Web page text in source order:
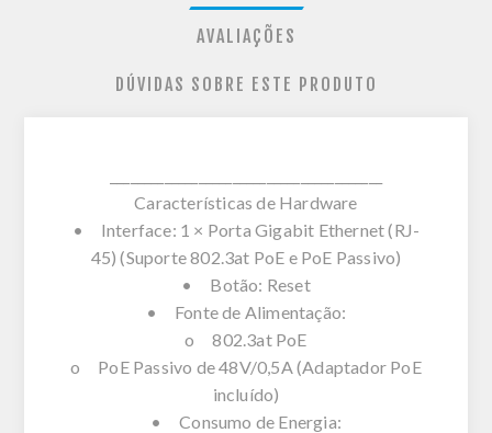
AVALIAÇÕES
DÚVIDAS SOBRE ESTE PRODUTO
Características de Hardware
• Interface: 1 × Porta Gigabit Ethernet (RJ-
45) (Suporte 802.3at PoE e PoE Passivo)
• Botão: Reset
• Fonte de Alimentação:
o 802.3at PoE
o PoE Passivo de 48V/0,5A (Adaptador PoE
incluído)
• Consumo de Energia: